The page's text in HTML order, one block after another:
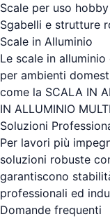
Scale per uso
Sgabelli e strutture
Scale in Alluminio
Le scale in
per ambienti
come la SCALA IN
IN ALLUMINIO
Soluzioni
Per lavori più
soluzioni robuste
garantiscono
professionali ed
Domande frequenti